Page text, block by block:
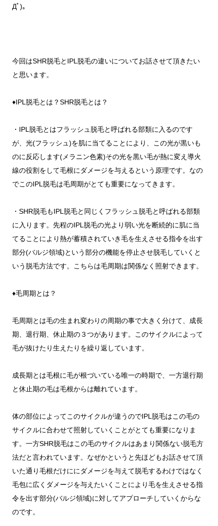
Дﾟ)。
今回はSHR脱毛とIPL脱毛の違いについてお話させて頂きたい
と思います。
♦IPL脱毛とは？SHR脱毛とは？
・IPL脱毛とはフラッシュ脱毛と呼ばれる部類に入るのです
が、光(フラッシュ)を肌に当てることにより、この光が黒いも
のに反応します(メラニン色素)その光を黒い毛が熱に変え導火
線の役割をして毛根にダメージを与えるという原理です。なの
でこのIPL脱毛は毛周期がとても重要になってきます。
・SHR脱毛もIPL脱毛と同じくフラッシュ脱毛と呼ばれる部類
に入ります。先程のIPL脱毛の光より弱い光を断続的に肌に当
てることにより熱が蓄積されていき毛を生えさせる指令を出す
部分(バルジ領域)という部分の機能を停止させ脱毛していくと
いう脱毛方法です。こちらは毛周期は関係なく照射できます。
♦毛周期とは？
毛周期とは毛の生まれ変わりの周期の事で大きく分けて、成長
期、退行期、休止期の３つがあります。このサイクルによって
毛が抜けたり生えたりを繰り返しています。
成長期とは毛根に毛が根づいている唯一の時期で、一方退行期
と休止期の毛は毛根からは離れています。
体の部位によってこのサイクルが違うのでIPL脱毛はこの毛の
サイクルに合わせて照射していくことがとても重要になりま
す。一方SHR脱毛はこの毛のサイクルはあまり関係ない脱毛方
法だと言われています。なぜかというと先ほどもお話させて頂
いた通り毛根だけににダメージを与えて脱毛するわけではなく
毛包に広くダメージを与えたいくことにより毛を生えさせる指
令を出す部分(バルジ領域)に対してアプローチしていくからな
のです。